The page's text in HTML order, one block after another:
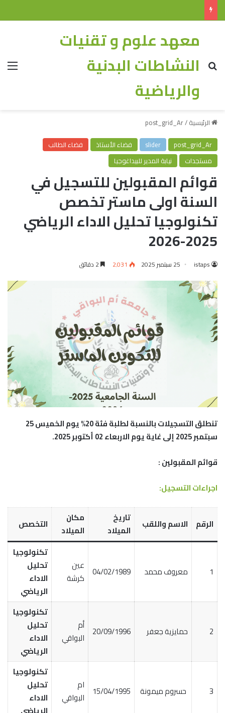
معهد علوم و تقنيات
النشاطات البدنية
والرياضية
الرئيسية/
post_grid_Ar
post_grid_Ar
slider فضاء الأستاذ
فضاء الطالب
مستجدات
نيابة المدير للبيداغوجيا
قوائم المقبولين للتسجيل في
السنة اولى ماستر تخصص
تكنولوجيا تحليل الاداء الرياضي
2025-2026
istaps 25 سبتمبر 2025 2٬031
تنطلق التسجيلات بالنسبة لطلبة فئة 20% يوم الخميس 25
سبتمبر 2025 إلى غاية يوم الاربعاء 02 أكتوبر 2025.
قوائم المقبولين :
اجراءات التسجيل:
الرقم الاسم واللقب
تاريخ
الميلاد
مكان
الميلاد
التخصص
1 معروف محمد 04/02/1989 عين
كرشة
تكنولوجيا
تحليل
الاداء
الرياضي
2 حمايزية جعفر 20/09/1996
أم
البواقي
تكنولوجيا
تحليل
الاداء
الرياضي
3 حسروم ميمونة 15/04/1995
ام
البواقي
تكنولوجيا
تحليل
الاداء